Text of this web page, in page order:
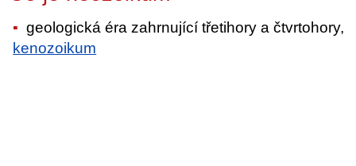
geologická éra zahrnující třetihory a čtvrtohory,
kenozoikum